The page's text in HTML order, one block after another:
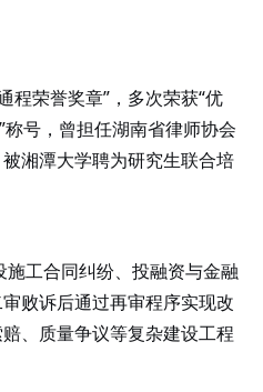
程荣誉奖章”，多次荣获“优
称号，曾担任湖南省律师协会
湘潭大学聘为研究生联合培
工合同纠纷、投融资与金融
败诉后通过再审程序实现改
、质量争议等复杂建设工程